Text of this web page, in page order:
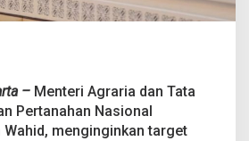
– Menteri Agraria dan Tata
Pertanahan Nasional
Wahid, menginginkan target